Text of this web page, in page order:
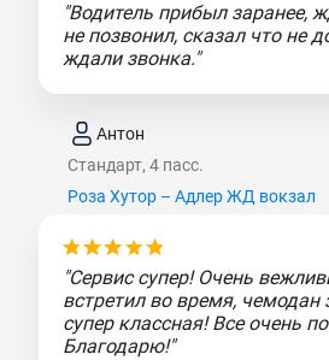
"Водитель прибыл заранее,
не позвонил, сказал что не
ждали звонка."
Антон
Стандарт, 4 пасс.
Роза Хутор – Адлер ЖД вокзал
"Сервис супер! Очень
встретил во время,
супер классная! Все очень
Благодарю!"